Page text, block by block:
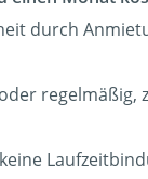
durch
regelmäßig,